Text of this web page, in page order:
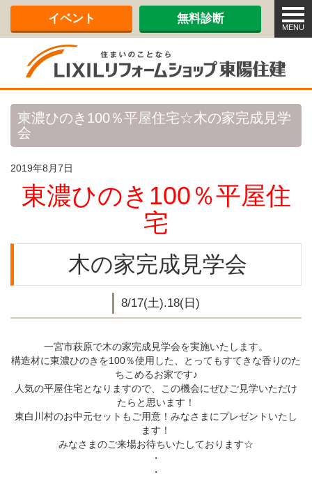
メ
ニ
ュ
MENU
イベント 無料診断
東濃ひのき100％平屋住宅☆木の家完成見学
会
2019年8月7日
東濃ひのき100％平屋住
宅
木の家完成見学会
8/17(土).18(日)
一宮市萩原で木の家完成見学会を実施いたします。
構造材に東濃ひのきを100％使用した、とってもすてきな香りのた
ちこめるお家です♪
人気の平屋住宅となりますので、この機会にぜひご見学いただけ
たらと思います！
東白川村のお中元セットもご用意！みなさまにプレゼントいたし
ます！
みなさまのご来場お待ちいたしております☆
・
・